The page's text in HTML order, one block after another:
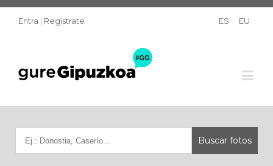
Entra | Regístrate ES EU